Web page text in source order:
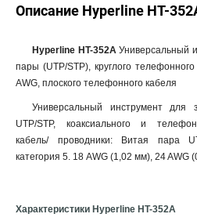
Описание Hyperline HT-
Hyperline HT-352AУниверсальный
пары (UTP/STP), круглого
AWG, плоского телефонного кабеля
Универсальный инструмент для
UTP/STP, коаксиального и
кабель/ проводники: Витая пара
категория 5. 18 AWG (1,02 мм), 24
Характеристики Hyperline HT-352A